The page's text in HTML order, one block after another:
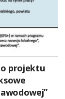
projektu